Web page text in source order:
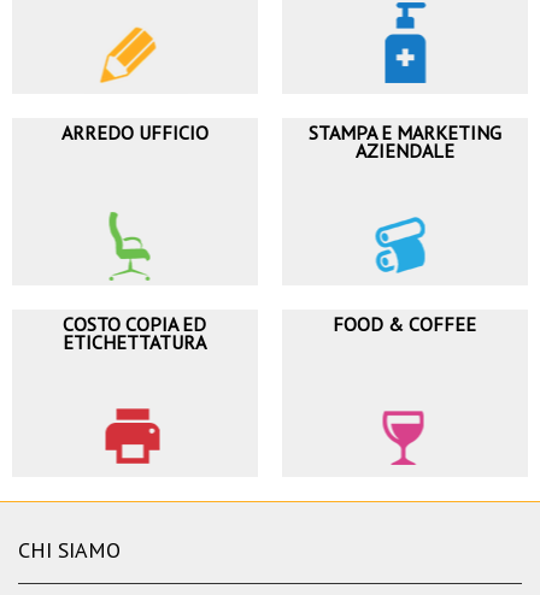
ARREDO UFFICIO STAMPA E MARKETING
AZIENDALE
COSTO COPIA ED
ETICHETTATURA
FOOD & COFFEE
CHI SIAMO